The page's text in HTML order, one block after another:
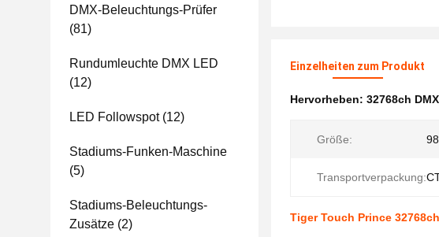
DMX-Beleuchtungs-Prüfer
(81)
Rundumleuchte DMX LED
(12)
LED Followspot(12)
Stadiums-Funken-Maschine
(5)
Stadiums-Beleuchtungs-
Zusätze (2)
Einzelheiten zum Produkt
Hervorheben: 32768ch DMX
Größe:
Transportverpackung:
Tiger Touch Prince